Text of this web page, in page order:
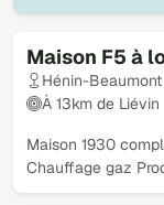
Maison F5 à
Hénin-Beaumont
À 13km de Liévin
Maison 1930
Chauffage gaz